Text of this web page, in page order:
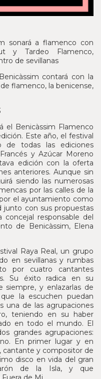
sonará a flamenco con
y Tardeo Flamenco,
de sevillanas
contará con la
flamenco, la benicense,
el Benicàssim Flamenco
Este año, el festival
de todas las ediciones
y Azúcar Moreno
edición con la oferta
anteriores. Aunque sin
siendo las numerosas
por las calles de la
el ayuntamiento como
junto con sus propuestas
concejal responsable del
de Benicàssim, Elena
Raya Real, un grupo
en sevillanas y rumbas
por cuatro cantantes
Su éxito radica en su
siempre, y enlazarlas de
la escuchen puedan
una de las agrupaciones
teniendo en su haber
en todo el mundo. El
grandes agrupaciones:
En primer lugar y en
cantante y compositor de
disco en vida del gran
de la Isla, y que